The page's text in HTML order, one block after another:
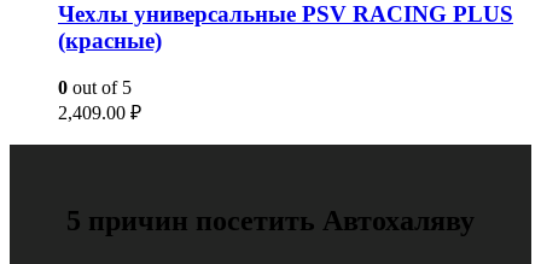
Чехлы универсальные PSV RACING PLUS
(красные)
0 out of 5
2,409.00 ₽
5 причин посетить Автохаляву